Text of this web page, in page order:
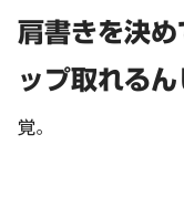
肩書きを決
ップ取れる
覚。